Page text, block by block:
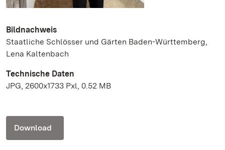
Bildnachweis
Staatliche Schlösser und Gärten Baden-Württemberg,
Lena Kaltenbach
Technische Daten
JPG, 2600x1733 Pxl, 0.52 MB
Download